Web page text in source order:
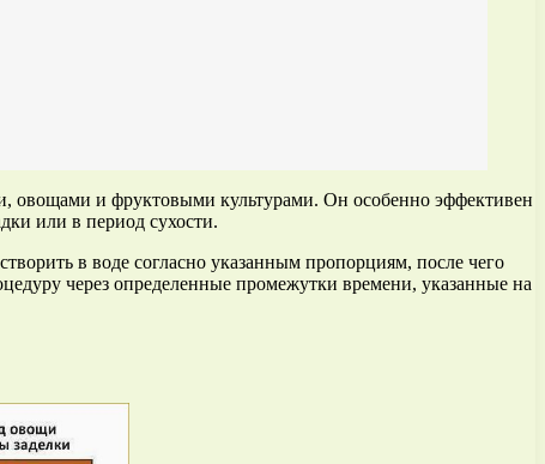
овощами и фруктовыми культурами. Он особенно эффективен
или в период сухости.
в воде согласно указанным пропорциям, после чего
через определенные промежутки времени, указанные на